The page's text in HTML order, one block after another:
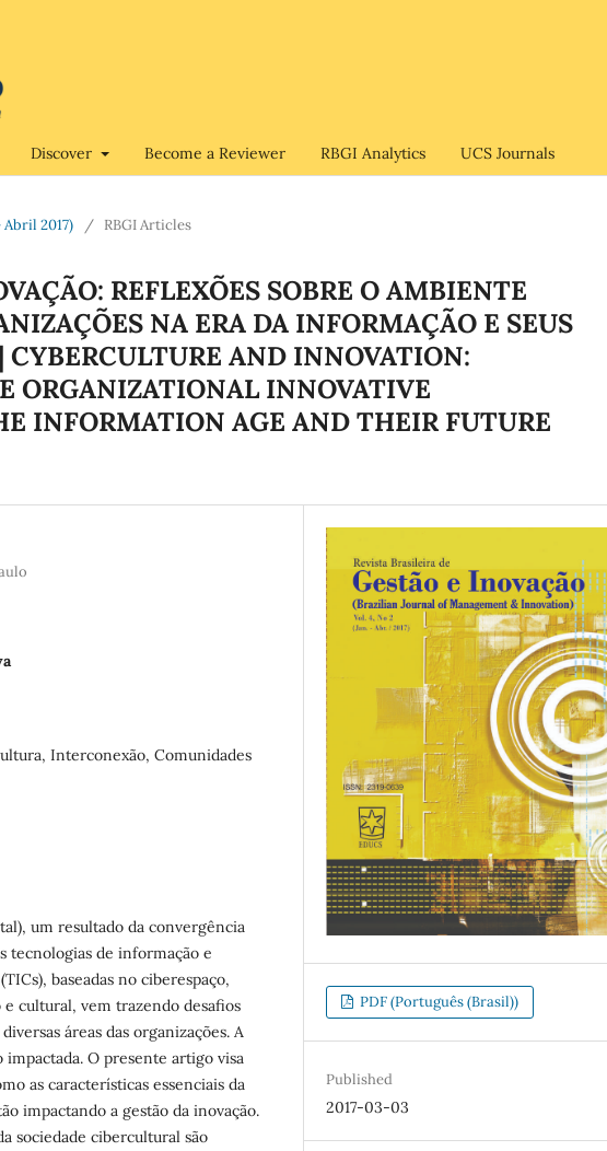
Discover Become a Reviewer RBGI Analytics UCS Journals
Abril 2017) / RBGI Articles
REFLEXÕES SOBRE O AMBIENTE
NA ERA DA INFORMAÇÃO E SEUS
CYBERCULTURE AND INNOVATION:
ORGANIZATIONAL INNOVATIVE
INFORMATION AGE AND THEIR FUTURE
Interconexão, Comunidades
um resultado da convergência
tecnologias de informação e
baseadas no ciberespaço,
cultural, vem trazendo desafios
áreas das organizações. A
O presente artigo visa
as características essenciais da
impactando a gestão da inovação.
sociedade cibercultural são
PDF (Português (Brasil))
Published
2017-03-03